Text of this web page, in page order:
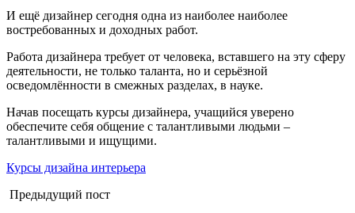
И ещё дизайнер сегодня одна из наиболее наиболее
востребованных и доходных работ.
Работа дизайнера требует от человека, вставшего на эту сферу
деятельности, не только таланта, но и серьёзной
осведомлённости в смежных разделах, в науке.
Начав посещать курсы дизайнера, учащийся уверено
обеспечите себя общение с талантливыми людьми –
талантливыми и ищущими.
Курсы дизайна интерьера
Предыдущий пост